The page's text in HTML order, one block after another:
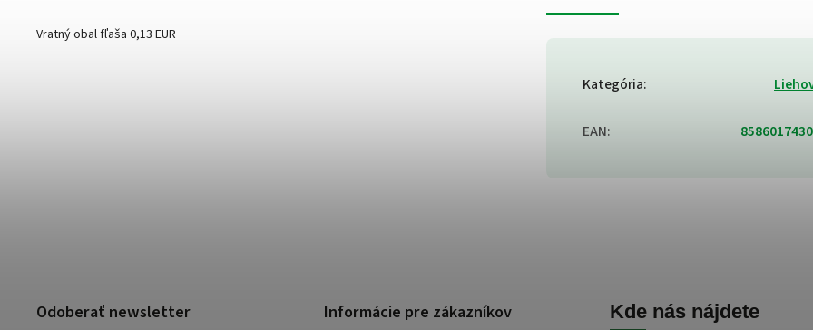
Vratný obal fľaša 0,13 EUR
Kategória:
EAN:
Odoberať newsletter Informácie pre zákazníkov Kde nás nájdete